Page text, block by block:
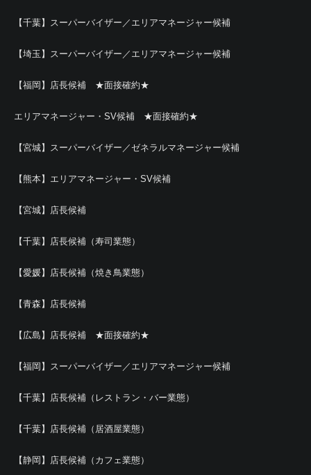
【千葉】スーパーバイザー／エリアマネージャー候補
【埼玉】スーパーバイザー／エリアマネージャー候補
【福岡】店長候補 ★面接確約★
エリアマネージャー・SV候補 ★面接確約★
【宮城】スーパーバイザー／ゼネラルマネージャー候補
【熊本】エリアマネージャー・SV候補
【宮城】店長候補
【千葉】店長候補（寿司業態）
【愛媛】店長候補（焼き鳥業態）
【青森】店長候補
【広島】店長候補 ★面接確約★
【福岡】スーパーバイザー／エリアマネージャー候補
【千葉】店長候補（レストラン・バー業態）
【千葉】店長候補（居酒屋業態）
【静岡】店長候補（カフェ業態）